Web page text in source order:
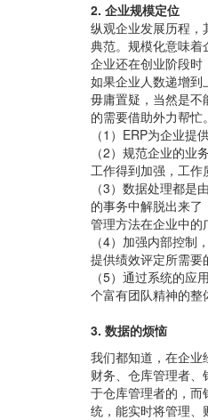
2. 企业规模定位
纵观企业发展历程，
典范。规模化意味着
企业还在创业阶段时
如果企业人数递增到
毋庸置疑，当然是
的需要借助外力帮忙
（1）ERP为企业提
（2）规范企业的
工作得到加强，工作
（3）数据处理都
的事务中解脱出来
管理方法在企业中的
（4）加强内部控
提供绩效评定所需要
（5）通过系统的
个富有团队精神的整
3. 数据的烦恼
我们都知道，在企
财务、仓库管理者
于仓库管理者的，
统，能实时将管理、